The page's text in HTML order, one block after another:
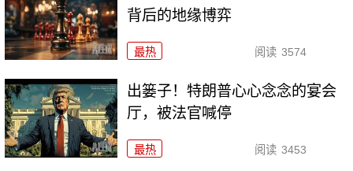
背后的地缘博弈
最热 阅读 3574
出篓子！特朗普心心念念的宴会
厅，被法官喊停
最热 阅读 3453